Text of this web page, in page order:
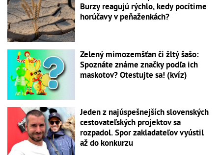
Burzy reagujú rýchlo, kedy pocítime
horúčavy v peňaženkách?
Zelený mimozemšťan či žltý šašo:
Spoznáte známe značky podľa ich
maskotov? Otestujte sa! (kvíz)
Jeden z najúspešnejších slovenských
cestovateľských projektov sa
rozpadol. Spor zakladateľov vyústil
až do konkurzu